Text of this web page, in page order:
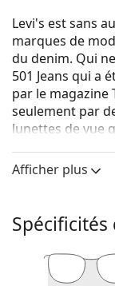
Levi's est sans
marques de
du denim. Qui
501 Jeans qui a
par le magazine
seulement par
lunettes de vue
de lunettes de
les vrais fans de
Voyez de quoi
la fonction
Monture de
Afficher plus